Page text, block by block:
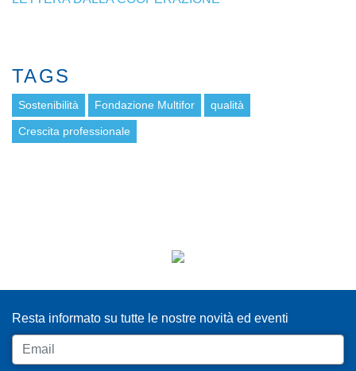
TAGS
Sostenibilità Fondazione Multifor qualità
Crescita professionale
Resta informato su tutte le nostre novità ed eventi
Email